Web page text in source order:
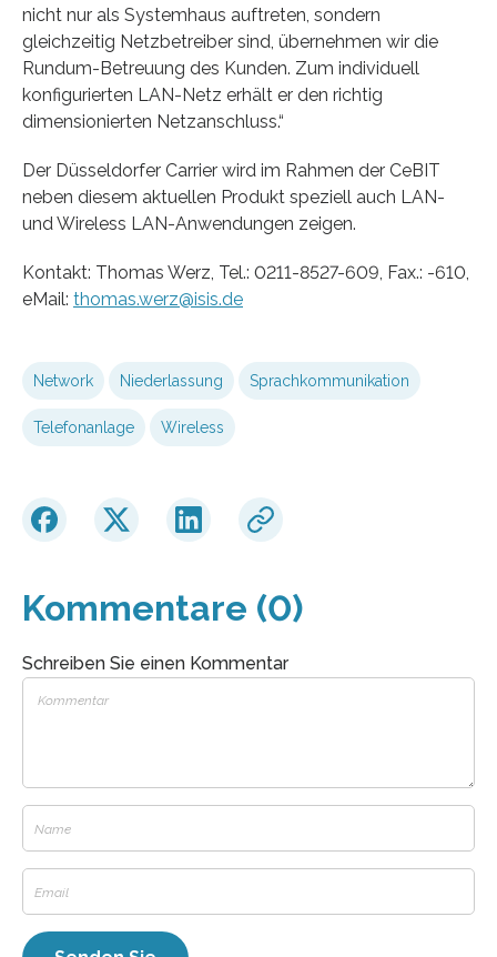
nicht nur als Systemhaus auftreten, sondern
gleichzeitig Netzbetreiber sind, übernehmen wir die
Rundum-Betreuung des Kunden. Zum individuell
konfigurierten LAN-Netz erhält er den richtig
dimensionierten Netzanschluss.“
Der Düsseldorfer Carrier wird im Rahmen der CeBIT
neben diesem aktuellen Produkt speziell auch LAN-
und Wireless LAN-Anwendungen zeigen.
Kontakt: Thomas Werz, Tel.: 0211-8527-609, Fax.: -610,
eMail: thomas.werz@isis.de
Network Niederlassung Sprachkommunikation
Telefonanlage Wireless
Kommentare (0)
Schreiben Sie einen Kommentar